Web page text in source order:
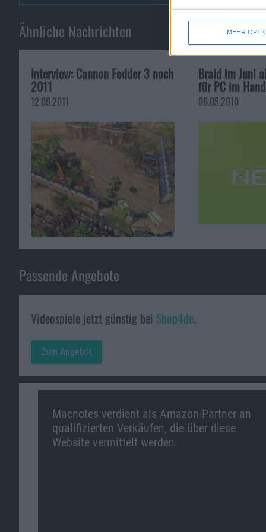
MEHR
Ähnliche Nachrichten
Interview: Cannon Fodder 3 noch
2011
12.09.2011
Braid im Juni
für PC im
06.05.2010
Passende Angebote
Videospiele jetzt günstig bei Shop4de.
Zum Angebot
Macnotes verdient als Amazon-Partner an
qualifizierten Verkäufen, die über diese
Website vermittelt werden.